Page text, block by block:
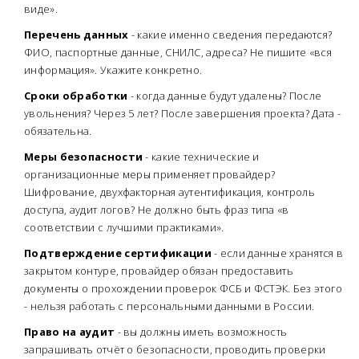
виде».
Перечень данных - какие именно сведения передаются?
ФИО, паспортные данные, СНИЛС, адреса? Не пишите «вся
информация». Укажите конкретно.
Сроки обработки - когда данные будут удалены? После
увольнения? Через 5 лет? После завершения проекта? Дата -
обязательна.
Меры безопасности - какие технические и
организационные меры применяет провайдер?
Шифрование, двухфакторная аутентификация, контроль
доступа, аудит логов? Не должно быть фраз типа «в
соответствии с лучшими практиками».
Подтверждение сертификации - если данные хранятся в
закрытом контуре, провайдер обязан предоставить
документы о прохождении проверок ФСБ и ФСТЭК. Без этого
- нельзя работать с персональными данными в России.
Право на аудит - вы должны иметь возможность
запрашивать отчёт о безопасности, проводить проверки